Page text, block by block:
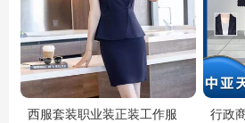
西服套装职业装正装工作服
行政